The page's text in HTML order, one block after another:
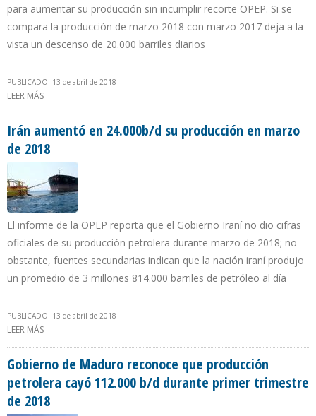
para aumentar su producción sin incumplir recorte OPEP. Si se
compara la producción de marzo 2018 con marzo 2017 deja a la
vista un descenso de 20.000 barriles diarios
PUBLICADO: 13 de abril de 2018
LEER MÁS
Irán aumentó en 24.000b/d su producción en marzo
de 2018
El informe de la OPEP reporta que el Gobierno Iraní no dio cifras
oficiales de su producción petrolera durante marzo de 2018; no
obstante, fuentes secundarias indican que la nación iraní produjo
un promedio de 3 millones 814.000 barriles de petróleo al día
PUBLICADO: 13 de abril de 2018
LEER MÁS
Gobierno de Maduro reconoce que producción
petrolera cayó 112.000 b/d durante primer trimestre
de 2018